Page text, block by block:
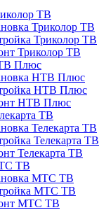
ТВ
Триколор ТВ
Триколор ТВ
Триколор ТВ
Плюс
НТВ Плюс
НТВ Плюс
НТВ Плюс
ТВ
Телекарта ТВ
Телекарта ТВ
Телекарта ТВ
ТВ
МТС ТВ
МТС ТВ
МТС ТВ